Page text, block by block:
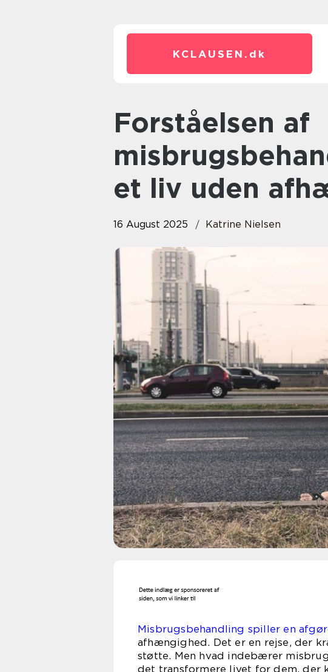
KCLAUSEN. dk
Forståelsen af
et liv uden
16 August 2025 Katrine Nielsen
Misbrugsbehandling spiller en
afhængighed. Det er en rejse, der
støtte. Men hvad indebærer
det transformere livet for dem,